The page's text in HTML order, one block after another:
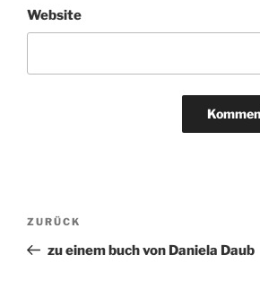
Website
Beitragsnavigation
Vorheriger
Beitrag
ZURÜCK
zu einem buch von Daniela Daub